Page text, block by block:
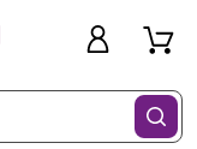
Filtres